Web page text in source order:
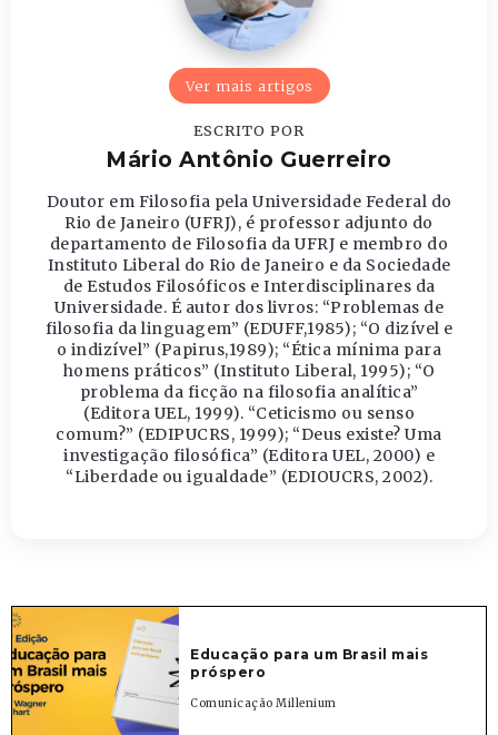
Ver mais artigos
ESCRITO POR
Mário Antônio Guerreiro
Doutor em Filosofia pela Universidade Federal do
Rio de Janeiro (UFRJ), é professor adjunto do
departamento de Filosofia da UFRJ e membro do
Instituto Liberal do Rio de Janeiro e da Sociedade
de Estudos Filosóficos e Interdisciplinares da
Universidade. É autor dos livros: “Problemas de
filosofia da linguagem” (EDUFF,1985); “O dizível e
o indizível” (Papirus,1989); “Ética mínima para
homens práticos” (Instituto Liberal, 1995); “O
problema da ficção na filosofia analítica”
(Editora UEL, 1999). “Ceticismo ou senso
comum?” (EDIPUCRS, 1999); “Deus existe? Uma
investigação filosófica” (Editora UEL, 2000) e
“Liberdade ou igualdade” (EDIOUCRS, 2002).
Educação para um Brasil mais
próspero
Comunicação Millenium